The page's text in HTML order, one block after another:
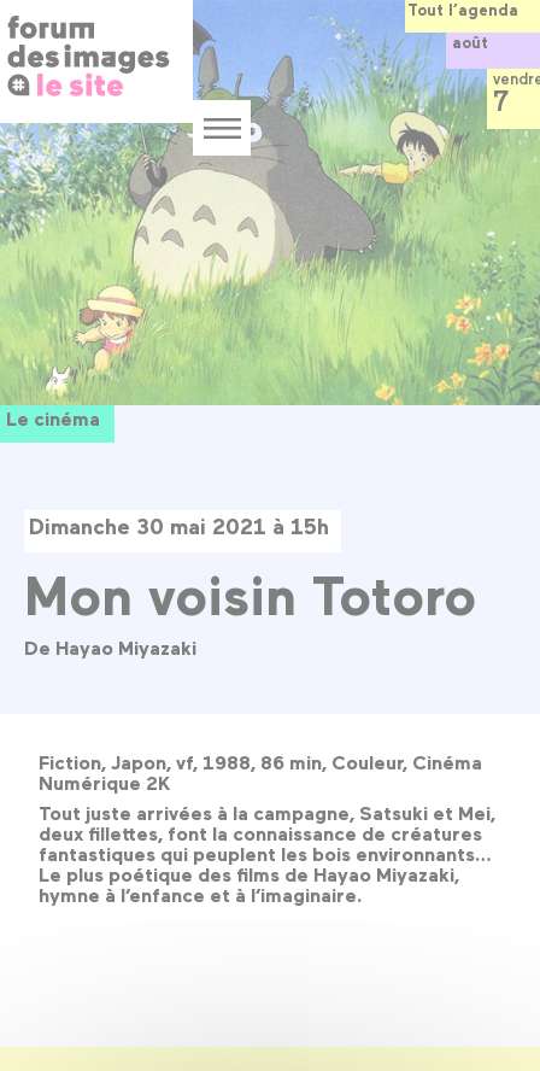
au
contenu
principal
Menu
Le cinéma
Dimanche 30 mai 2021 à 15h
Mon voisin Totoro
De Hayao Miyazaki
Fiction, Japon, vf, 1988, 86 min, Couleur, Cinéma
Numérique 2K
Tout juste arrivées à la campagne, Satsuki et Mei,
deux fillettes, font la connaissance de créatures
fantastiques qui peuplent les bois environnants…
Le plus poétique des films de Hayao Miyazaki,
hymne à l’enfance et à l’imaginaire.
Tout l’agenda
août
7